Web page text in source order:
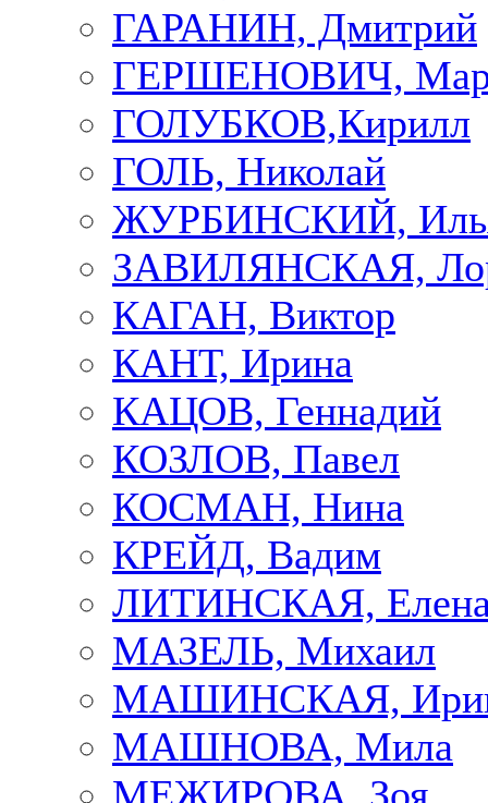
ГАРАНИН, Дмитрий
ГЕРШЕНОВИЧ,
ГОЛУБКОВ,Кирилл
ГОЛЬ, Николай
ЖУРБИНСКИЙ,
ЗАВИЛЯНСКАЯ,
КАГАН, Виктор
КАНТ, Ирина
КАЦОВ, Геннадий
КОЗЛОВ, Павел
КОСМАН, Нина
КРЕЙД, Вадим
ЛИТИНСКАЯ,
МАЗЕЛЬ, Михаил
МАШИНСКАЯ,
МАШНОВА, Мила